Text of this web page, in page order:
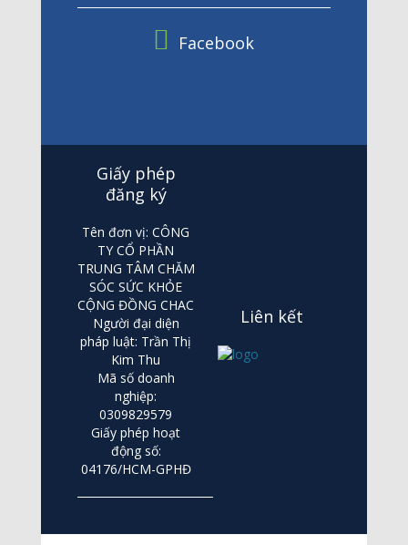
Facebook
Giấy phép
đăng ký
Tên đơn vị: CÔNG
TY CỔ PHẦN
TRUNG TÂM CHĂM
SÓC SỨC KHỎE
CỘNG ĐỒNG CHAC
Người đại diện
pháp luật: Trần Thị
Kim Thu
Mã số doanh
nghiệp:
0309829579
Giấy phép hoạt
động số:
04176/HCM-GPHĐ
Liên kết